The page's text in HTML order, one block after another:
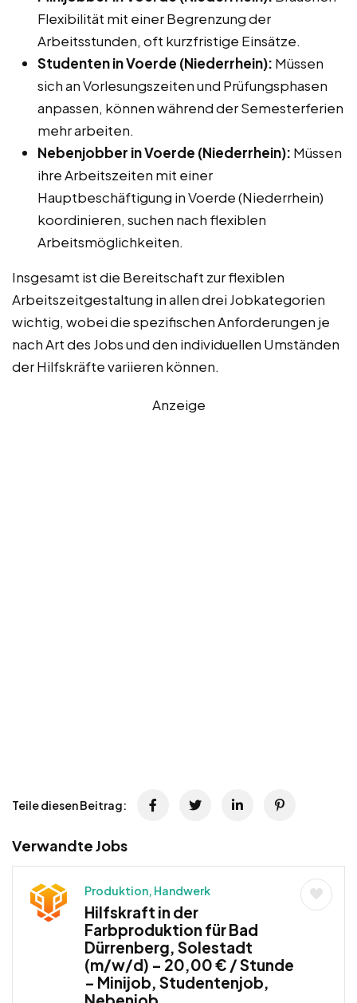
Flexibilität mit einer Begrenzung der
Arbeitsstunden, oft kurzfristige Einsätze.
Studenten in Voerde (Niederrhein): Müssen
sich an Vorlesungszeiten und Prüfungsphasen
anpassen, können während der Semesterferien
mehr arbeiten.
Nebenjobber in Voerde (Niederrhein): Müssen
ihre Arbeitszeiten mit einer
Hauptbeschäftigung in Voerde (Niederrhein)
koordinieren, suchen nach flexiblen
Arbeitsmöglichkeiten.
Insgesamt ist die Bereitschaft zur flexiblen
Arbeitszeitgestaltung in allen drei Jobkategorien
wichtig, wobei die spezifischen Anforderungen je
nach Art des Jobs und den individuellen Umständen
der Hilfskräfte variieren können.
Anzeige
Teile diesen Beitrag:
Verwandte Jobs
Produktion, Handwerk
Hilfskraft in der
Farbproduktion für Bad
Dürrenberg, Solestadt
(m/w/d) – 20,00 € / Stunde
– Minijob, Studentenjob,